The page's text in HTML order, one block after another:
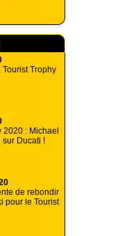
Trophy
2020 : Michael
sur Ducati !
de rebondir
pour le Tourist